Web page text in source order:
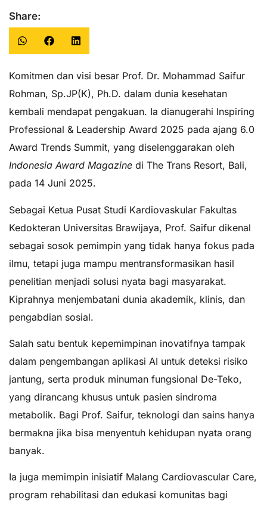
Share:
Komitmen dan visi besar Prof. Dr. Mohammad Saifur
Rohman, Sp.JP(K), Ph.D. dalam dunia kesehatan
kembali mendapat pengakuan. Ia dianugerahi Inspiring
Professional & Leadership Award 2025 pada ajang 6.0
Award Trends Summit, yang diselenggarakan oleh
Indonesia Award Magazine di The Trans Resort, Bali,
pada 14 Juni 2025.
Sebagai Ketua Pusat Studi Kardiovaskular Fakultas
Kedokteran Universitas Brawijaya, Prof. Saifur dikenal
sebagai sosok pemimpin yang tidak hanya fokus pada
ilmu, tetapi juga mampu mentransformasikan hasil
penelitian menjadi solusi nyata bagi masyarakat.
Kiprahnya menjembatani dunia akademik, klinis, dan
pengabdian sosial.
Salah satu bentuk kepemimpinan inovatifnya tampak
dalam pengembangan aplikasi AI untuk deteksi risiko
jantung, serta produk minuman fungsional De-Teko,
yang dirancang khusus untuk pasien sindroma
metabolik. Bagi Prof. Saifur, teknologi dan sains hanya
bermakna jika bisa menyentuh kehidupan nyata orang
banyak.
Ia juga memimpin inisiatif Malang Cardiovascular Care,
program rehabilitasi dan edukasi komunitas bagi